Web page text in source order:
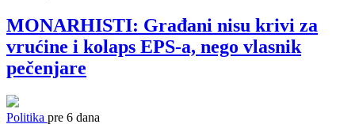
MONARHISTI: Građani nisu krivi za
vrućine i kolaps EPS-a, nego vlasnik
pečenjare
Politika pre 6 dana